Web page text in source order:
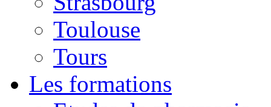
Toulouse
Tours
Les formations